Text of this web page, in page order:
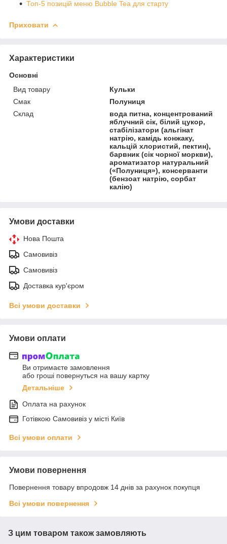
Топ-5 позицій меню Bubble Tea для старту
Приховати
Характеристики
Основні
Вид товару
Кульки
Смак
Полуниця
Склад
вода питна, концентрований
яблучний сік, білий цукор,
стабілізатори (альгінат
натрію, камідь конжаку,
кальцій хлористий, пектин),
барвник (сік чорної моркви),
ароматизатор натуральний
(«Полуниця»), консерванти
(бензоат натрію, сорбат
калію)
Умови доставки
Нова Пошта
Самовивіз
Самовивіз
Доставка кур'єром
Всі умови доставки
Умови оплати
Ви отримаєте замовлення
або гроші повернуться на вашу картку
Детальніше
Оплата на рахунок
Готiвкою Самовивiз у місті Київ
Всі умови оплати
Умови повернення
Повернення товару впродовж 14 днів за рахунок покупця
Всі умови повернення
З цим товаром також замовляють